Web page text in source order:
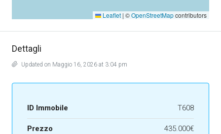
Leaflet | ©OpenStreetMapcontributors
Dettagli
Updated on Maggio 16, 2026 at 3:04 pm
ID Immobile T608
Prezzo 435.000€